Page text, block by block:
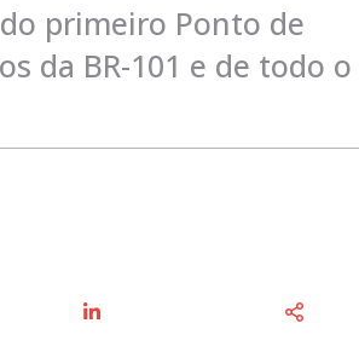
primeiro Ponto de
da BR-101 e de todo o